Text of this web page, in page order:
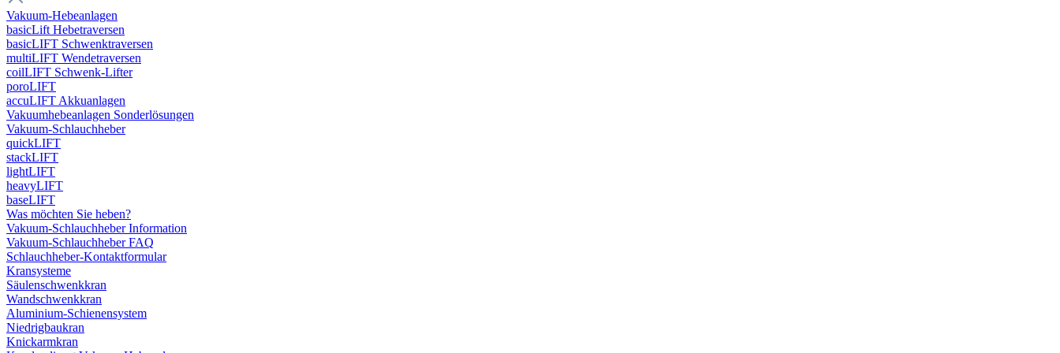
Vakuum-Hebeanlagen
basicLift Hebetraversen
basicLIFT Schwenktraversen
multiLIFT Wendetraversen
coilLIFT Schwenk-Lifter
poroLIFT
accuLIFT Akkuanlagen
Vakuumhebeanlagen Sonderlösungen
Vakuum-Schlauchheber
quickLIFT
stackLIFT
lightLIFT
heavyLIFT
baseLIFT
Was möchten Sie heben?
Vakuum-Schlauchheber Information
Vakuum-Schlauchheber FAQ
Schlauchheber-Kontaktformular
Kransysteme
Säulenschwenkkran
Wandschwenkkran
Aluminium-Schienensystem
Niedrigbaukran
Knickarmkran